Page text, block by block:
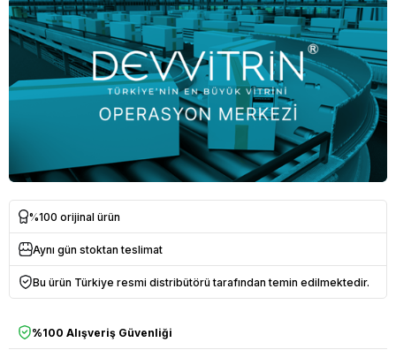
%100 orijinal ürün
Aynı gün stoktan teslimat
Bu ürün Türkiye resmi distribütörü tarafından temin edilmektedir.
%100 Alışveriş Güvenliği